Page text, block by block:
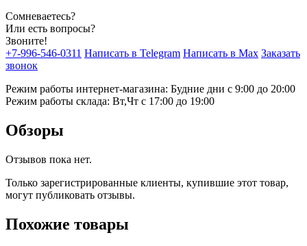
Сомневаетесь?
Или есть вопросы?
Звоните!
+7-996-546-0311 Написать в Telegram Написать в Max Заказать
звонок
Режим работы интернет-магазина: Будние дни с 9:00 до 20:00
Режим работы склада: Вт,Чт с 17:00 до 19:00
Обзоры
Отзывов пока нет.
Только зарегистрированные клиенты, купившие этот товар,
могут публиковать отзывы.
Похожие товары